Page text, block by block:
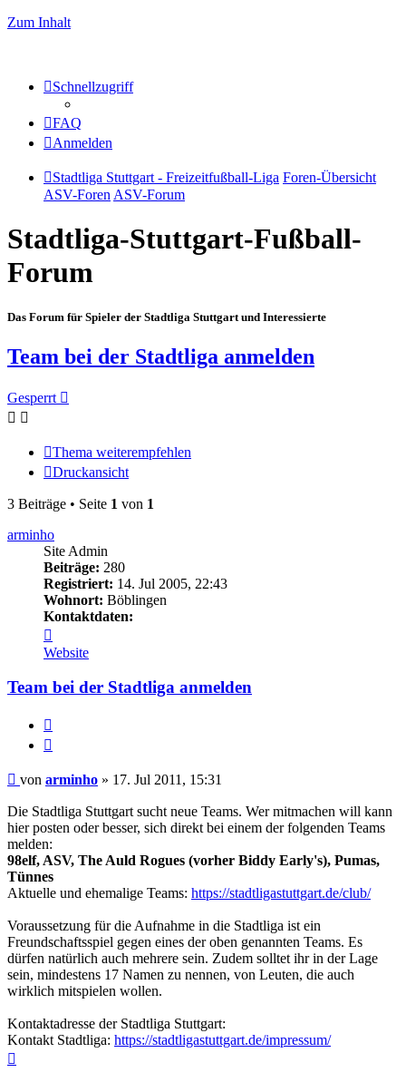
Zum Inhalt
Schnellzugriff
FAQ
Anmelden
Stadtliga Stuttgart - Freizeitfußball-Liga Foren-Übersicht
ASV-Foren ASV-Forum
Stadtliga-Stuttgart-Fußball-
Forum
Das Forum für Spieler der Stadtliga Stuttgart und Interessierte
Team bei der Stadtliga anmelden
Gesperrt
Thema weiterempfehlen
Druckansicht
3 Beiträge • Seite 1 von 1
arminho
Site Admin
Beiträge: 280
Registriert: 14. Jul 2005, 22:43
Wohnort: Böblingen
Kontaktdaten:
von
arminho
Website
Team bei der Stadtliga anmelden
Beitrag
von arminho » 17. Jul 2011, 15:31
Die Stadtliga Stuttgart sucht neue Teams. Wer mitmachen will kann
hier posten oder besser, sich direkt bei einem der folgenden Teams
melden:
98elf, ASV, The Auld Rogues (vorher Biddy Early's), Pumas,
Tünnes
Aktuelle und ehemalige Teams: https://stadtligastuttgart.de/club/
Voraussetzung für die Aufnahme in die Stadtliga ist ein
Freundschaftsspiel gegen eines der oben genannten Teams. Es
dürfen natürlich auch mehrere sein. Zudem solltet ihr in der Lage
sein, mindestens 17 Namen zu nennen, von Leuten, die auch
wirklich mitspielen wollen.
Kontaktadresse der Stadtliga Stuttgart:
Kontakt Stadtliga: https://stadtligastuttgart.de/impressum/